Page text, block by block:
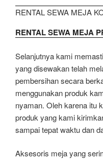
RENTAL SEWA MEJA
RENTAL SEWA MEJA
Selanjutnya kami
yang disewakan telah
pembersihan secara
menggunakan produk
nyaman. Oleh karena itu
produk yang kami
sampai tepat waktu dan
Aksesoris meja yang